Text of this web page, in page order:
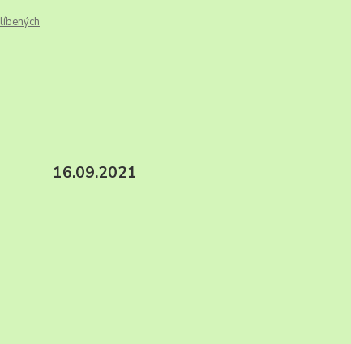
16.09.2021